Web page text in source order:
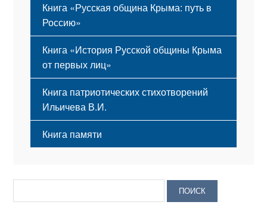
Книга «Русская община Крыма: путь в
Россию»
Книга «История Русской общины Крыма
от первых лиц»
Книга патриотических стихотворений
Ильичева В.И.
Книга памяти